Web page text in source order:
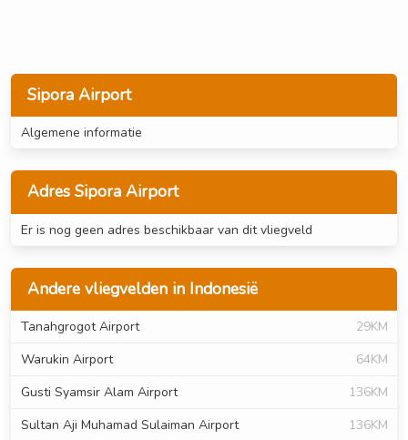
Sipora Airport
Algemene informatie
Adres Sipora Airport
Er is nog geen adres beschikbaar van dit vliegveld
Andere vliegvelden in Indonesië
Tanahgrogot Airport
29KM
Warukin Airport
64KM
Gusti Syamsir Alam Airport
136KM
Sultan Aji Muhamad Sulaiman Airport
136KM